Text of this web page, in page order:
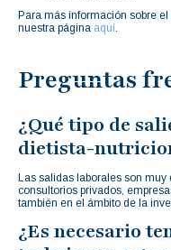
Para más información sobre
nuestra página aquí.
Preguntas
¿Qué tipo de
dietista-
Las salidas laborales son
consultorios privados,
también en el ámbito de la
¿Es necesario